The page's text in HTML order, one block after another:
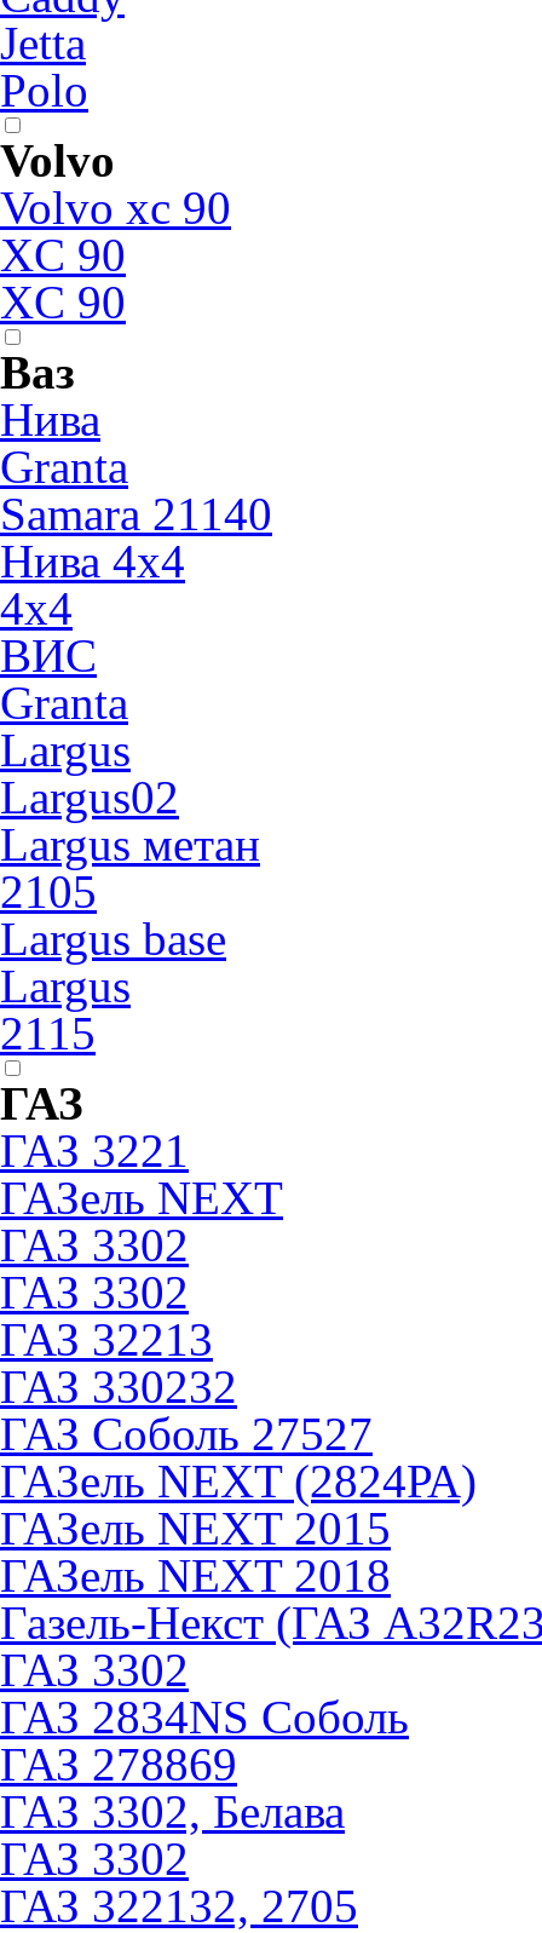
Jetta
Polo
Volvo
Volvo xc 90
XC 90
XC 90
Ваз
Нива
Granta
Samara 21140
Нива 4x4
4х4
ВИС
Granta
Largus
Largus02
Largus метан
2105
Largus base
Largus
2115
ГАЗ
ГАЗ 3221
ГАЗель NEXT
ГАЗ 3302
ГАЗ 3302
ГАЗ 32213
ГАЗ 330232
ГАЗ Соболь 27527
ГАЗель NEXT (2824РА)
ГАЗель NEXT 2015
ГАЗель NEXT 2018
Газель-Некст (ГАЗ
ГАЗ 3302
ГАЗ 2834NS Соболь
ГАЗ 278869
ГАЗ 3302, Белава
ГАЗ 3302
ГАЗ 322132, 2705